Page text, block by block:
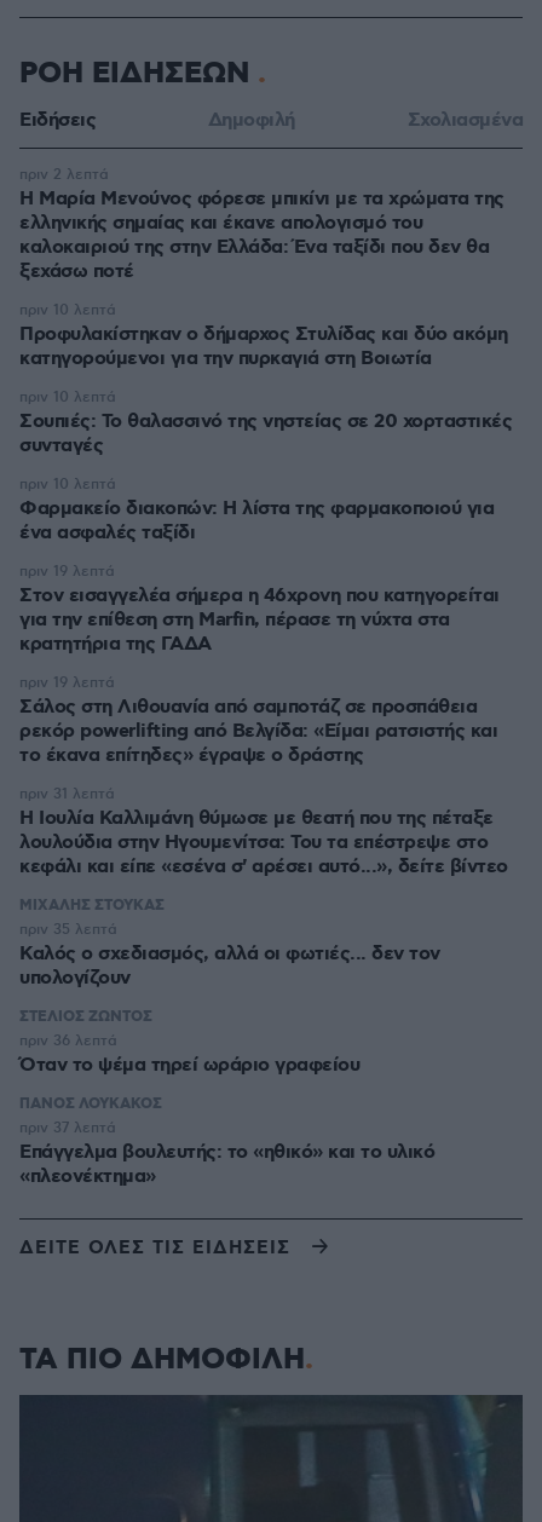
ΡΟΗ ΕΙΔΗΣΕΩΝ
Ειδήσεις Δημοφιλή Σχολιασμένα
Η Μαρία Μενούνος φόρεσε μπικίνι με τα χρώματα της
ελληνικής σημαίας και έκανε απολογισμό του
καλοκαιριού της στην Ελλάδα: Ένα ταξίδι που δεν θα
ξεχάσω ποτέ
πριν 2 λεπτά
Προφυλακίστηκαν ο δήμαρχος Στυλίδας και δύο ακόμη
κατηγορούμενοι για την πυρκαγιά στη Βοιωτία
πριν 10 λεπτά
Σουπιές: Το θαλασσινό της νηστείας σε 20 χορταστικές
συνταγές
πριν 10 λεπτά
Φαρμακείο διακοπών: Η λίστα της φαρμακοποιού για
ένα ασφαλές ταξίδι
πριν 10 λεπτά
Στον εισαγγελέα σήμερα η 46χρονη που κατηγορείται
για την επίθεση στη Marfin, πέρασε τη νύχτα στα
κρατητήρια της ΓΑΔΑ
πριν 19 λεπτά
Σάλος στη Λιθουανία από σαμποτάζ σε προσπάθεια
ρεκόρ powerlifting από Βελγίδα: «Είμαι ρατσιστής και
το έκανα επίτηδες» έγραψε ο δράστης
πριν 19 λεπτά
Η Ιουλία Καλλιμάνη θύμωσε με θεατή που της πέταξε
λουλούδια στην Ηγουμενίτσα: Του τα επέστρεψε στο
κεφάλι και είπε «εσένα σ' αρέσει αυτό...», δείτε βίντεο
πριν 31 λεπτά
ΜΙΧΑΛΗΣ ΣΤΟΥΚΑΣ
Καλός ο σχεδιασμός, αλλά οι φωτιές... δεν τον
υπολογίζουν
πριν 35 λεπτά
ΣΤΕΛΙΟΣ ΖΩΝΤΟΣ
Όταν το ψέμα τηρεί ωράριο γραφείου
πριν 36 λεπτά
ΠΑΝΟΣ ΛΟΥΚΑΚΟΣ
Επάγγελμα βουλευτής: το «ηθικό» και το υλικό
«πλεονέκτημα»
πριν 37 λεπτά
ΔΕΙΤΕ ΟΛΕΣ ΤΙΣ ΕΙΔΗΣΕΙΣ
ΤΑ ΠΙΟ ΔΗΜΟΦΙΛΗ